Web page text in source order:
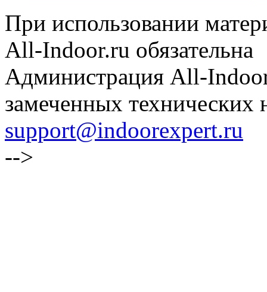
При использовании
All-Indoor.ru обязательна
Администрация All-
замеченных технических
support@indoorexpert.ru
-->